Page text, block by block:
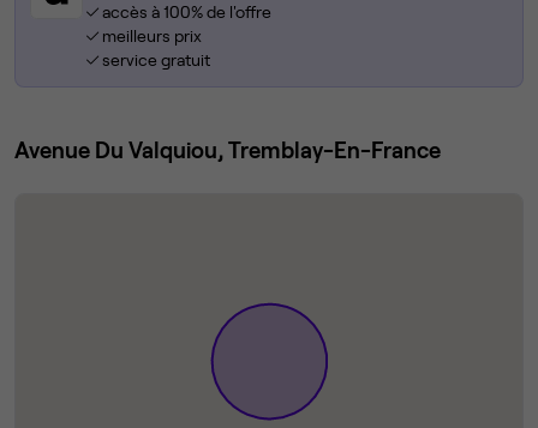
accès à 100% de l'offre
meilleurs prix
service gratuit
Avenue Du Valquiou, Tremblay-En-France